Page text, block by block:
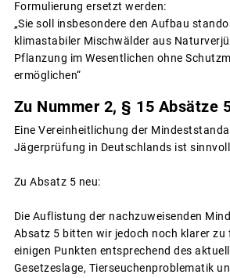
Formulierung ersetzt werden:
„Sie soll insbesondere den Aufbau
klimastabiler Mischwälder aus
Pflanzung im Wesentlichen ohne
ermöglichen“
Zu Nummer 2, § 15 Absätze
Eine Vereinheitlichung der
Jägerprüfung in Deutschlands ist
Zu Absatz 5 neu:
Die Auflistung der nachzuweisenden
Absatz 5 bitten wir jedoch noch klarer zu
einigen Punkten entsprechend des
Gesetzeslage, Tierseuchenproblematik